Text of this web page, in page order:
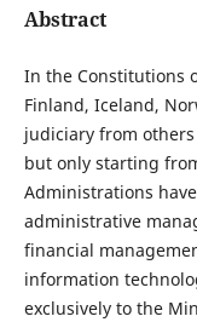
Abstract
In the Constitutions
Finland, Iceland,
judiciary from
but only starting
Administrations
administrative
financial
information
exclusively to the